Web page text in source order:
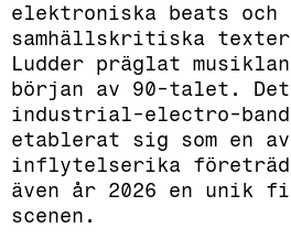
elektroniska beats och
samhällskritiska texter
Ludder präglat
början av 90-talet. Det
industrial-electro-
etablerat sig som en av
inflytelserika
även år 2026 en unik
scenen.